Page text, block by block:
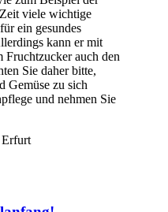
viele wichtige
ein gesundes
kann er mit
Fruchtzucker auch den
Sie daher bitte,
Gemüse zu sich
und nehmen Sie
Erfurt